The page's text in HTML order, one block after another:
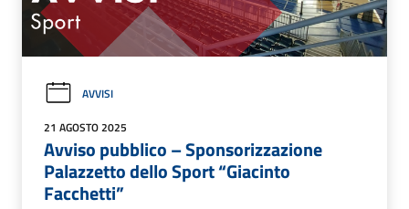
AVVISI
21 AGOSTO 2025
Avviso pubblico – Sponsorizzazione
Palazzetto dello Sport “Giacinto
Facchetti”